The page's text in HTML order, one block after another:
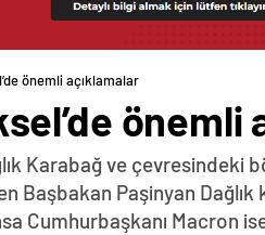
önemli açıklamalar
önemli
Karabağ ve çevresindeki
Başbakan Paşinyan
Cumhurbaşkanı Macron